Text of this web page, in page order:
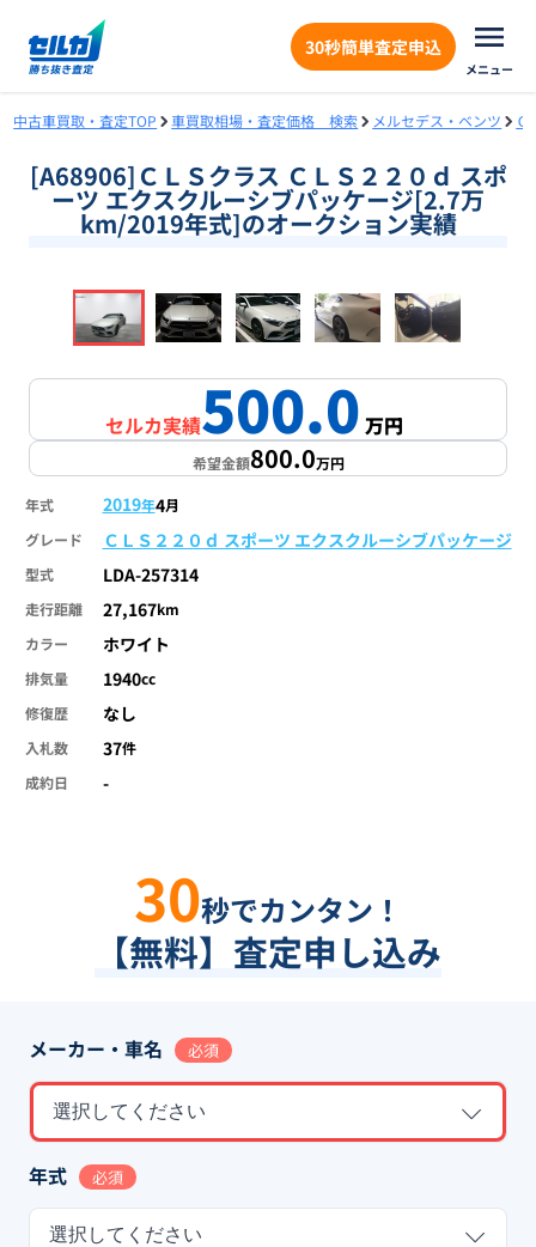
30秒簡単査定申込
メニュー
中古車買取・査定TOP 車買取相場・査定価格 検索 メルセデス・ベンツ Ｃ
[A68906]ＣＬＳクラス ＣＬＳ２２０ｄ スポ
ーツ エクスクルーシブパッケージ[2.7万
km/2019年式]のオークション実績
1/ 17
セルカ実績500.0万円
希望金額800.0万円
年式 2019年4月
グレード
ＣＬＳ２２０ｄ スポーツ エクスクルーシブパッケージ
型式 LDA-257314
走行距離 27,167km
カラー
ホワイト
排気量 1940cc
修復歴
なし
入札数 37件
成約日
-
30秒でカンタン！
【無料】査定申し込み
メーカー・車名 必須
選択してください
年式 必須
選択してください